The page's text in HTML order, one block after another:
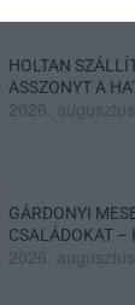
HOLTAN
ASSZONYT A
2026.
GÁRDONYI
CSALÁDOKAT –
2026.